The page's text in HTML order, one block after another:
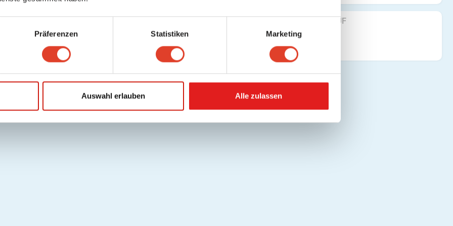
Präferenzen Statistiken Marketing
Auswahl erlauben Alle zulassen
FINDE UNS AUF